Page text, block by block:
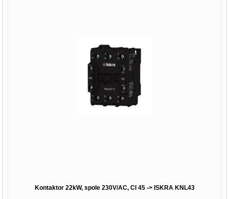
Kontaktor 22kW, spole 230V/AC, CI 45 -> ISKRA KNL43